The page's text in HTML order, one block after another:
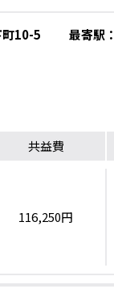
町10-5
最寄駅 ：
共益費
116,250円